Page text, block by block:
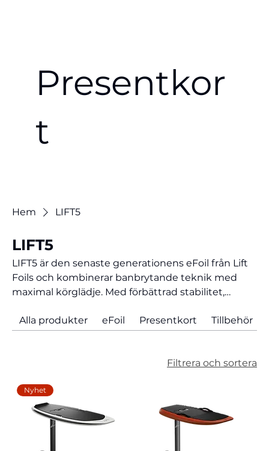
Presentkor
t
Hem LIFT5
LIFT5
LIFT5 är den senaste generationens eFoil från Lift
Foils och kombinerar banbrytande teknik med
maximal körglädje. Med förbättrad stabilitet,
körupplevelse passar LIFT5 både nybörjare och
Oavsett om du vill glida fram i lugnt tempo eller
för att leverera en förstklassig upplevelse på
vattnet.
Alla produkter eFoil Presentkort Tillbehör
Filtrera och sortera
Nyhet